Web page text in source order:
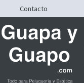
Contacto